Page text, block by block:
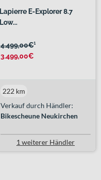
Lapierre E-Explorer 8.7
Low...
4.499,00€¹
3.499,00€
Verkauf durch Händler:
Bikescheune Neukirchen
222 km
1 weiterer Händler